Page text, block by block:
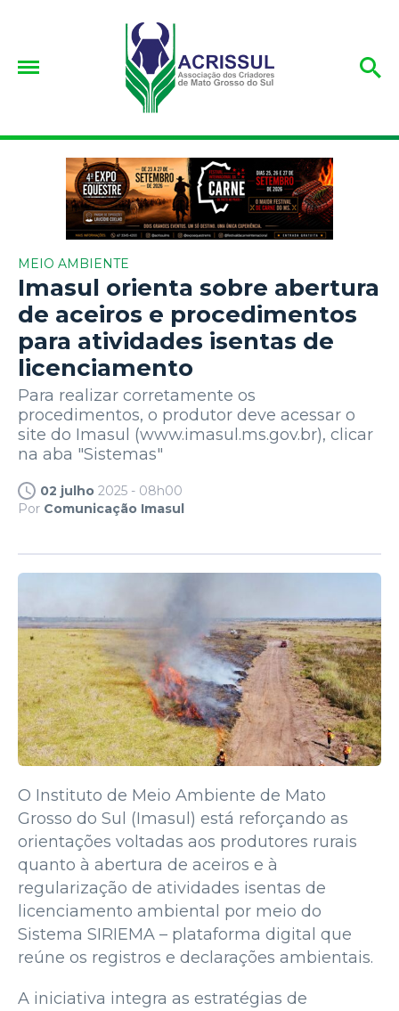
MEIO AMBIENTE
Imasul orienta sobre abertura
de aceiros e procedimentos
para atividades isentas de
licenciamento
Para realizar corretamente os
procedimentos, o produtor deve acessar o
site do Imasul (www.imasul.ms.gov.br), clicar
na aba "Sistemas"
02 julho 2025 - 08h00
Por Comunicação Imasul
O Instituto de Meio Ambiente de Mato
Grosso do Sul (Imasul) está reforçando as
orientações voltadas aos produtores rurais
quanto à abertura de aceiros e à
regularização de atividades isentas de
licenciamento ambiental por meio do
Sistema SIRIEMA – plataforma digital que
reúne os registros e declarações ambientais.
A iniciativa integra as estratégias de